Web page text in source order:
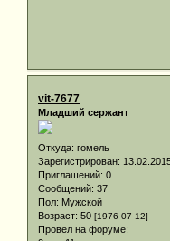
vit-7677
Младший сержант
Откуда: гомель
Зарегистрирован:
Приглашений: 0
Сообщений: 37
Пол: Мужской
Возраст: 50 [1976-07-12]
Провел на форуме: